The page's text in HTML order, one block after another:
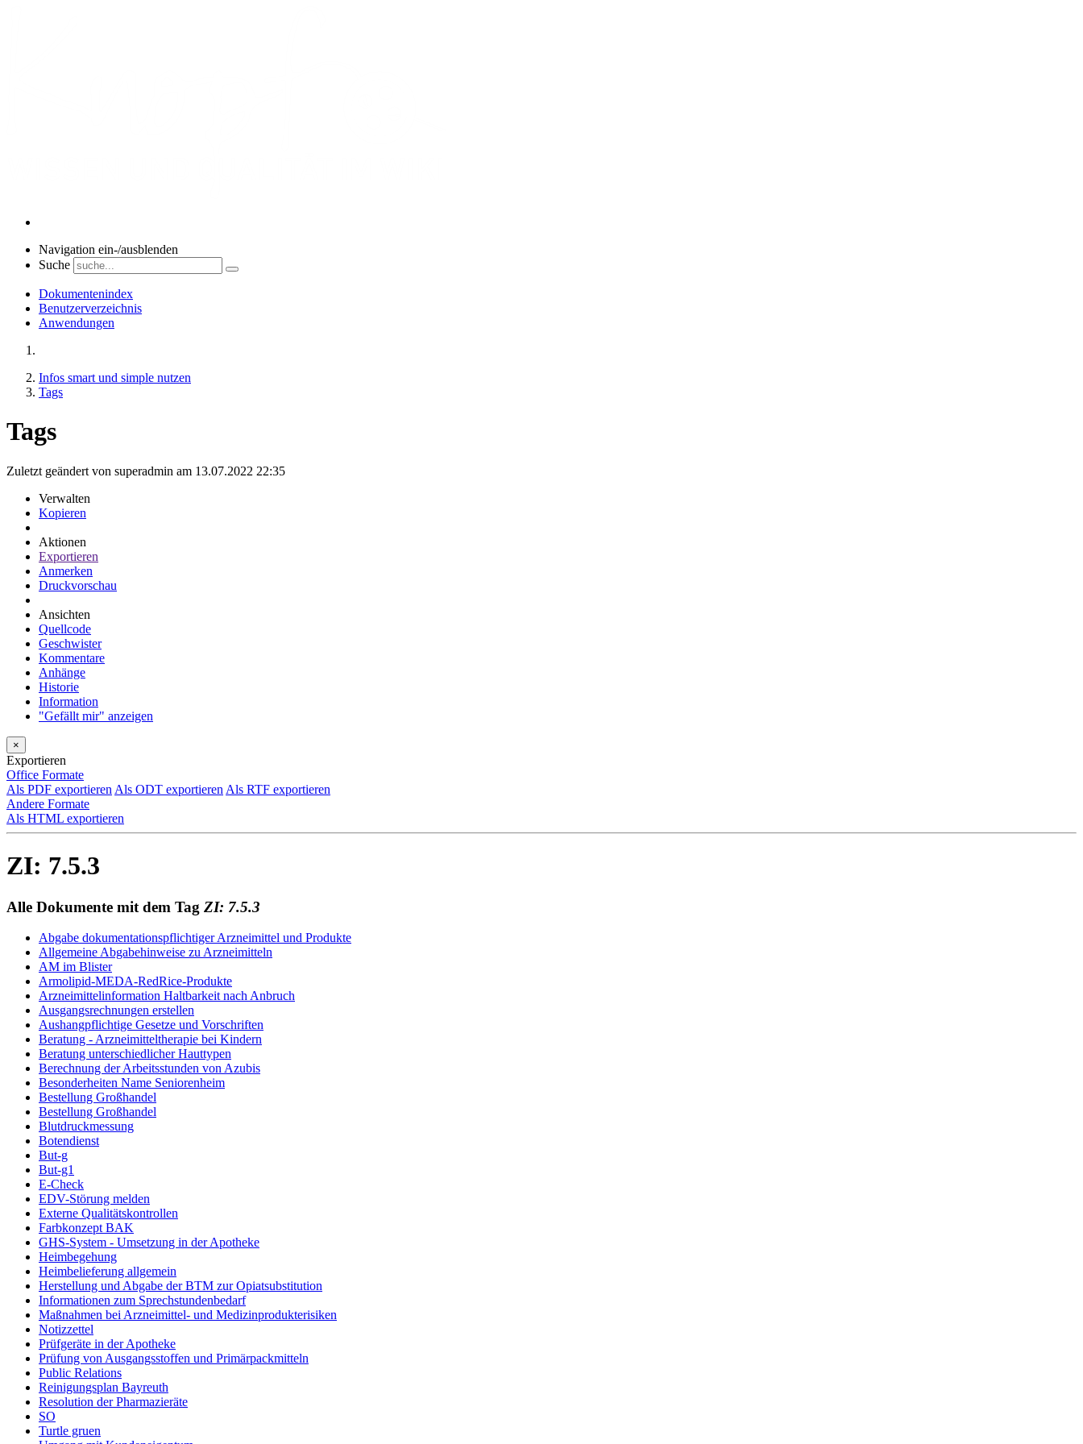
Navigation ein-/ausblenden
Suche
Dokumentenindex
Benutzerverzeichnis
Anwendungen
Infos smart und simple nutzen
Tags
Tags
Zuletzt geändert von superadmin am 13.07.2022 22:35
Verwalten
Kopieren
Aktionen
Exportieren
Anmerken
Druckvorschau
Ansichten
Quellcode
Geschwister
Kommentare
Anhänge
Historie
Information
"Gefällt mir" anzeigen
×
Exportieren
Office Formate
Als PDF exportieren Als ODT exportieren Als RTF exportieren
Andere Formate
Als HTML exportieren
ZI: 7.5.3
Alle Dokumente mit dem Tag ZI: 7.5.3
Abgabe dokumentationspflichtiger Arzneimittel und Produkte
Allgemeine Abgabehinweise zu Arzneimitteln
AM im Blister
Armolipid-MEDA-RedRice-Produkte
Arzneimittelinformation Haltbarkeit nach Anbruch
Ausgangsrechnungen erstellen
Aushangpflichtige Gesetze und Vorschriften
Beratung - Arzneimitteltherapie bei Kindern
Beratung unterschiedlicher Hauttypen
Berechnung der Arbeitsstunden von Azubis
Besonderheiten Name Seniorenheim
Bestellung Großhandel
Bestellung Großhandel
Blutdruckmessung
Botendienst
But-g
But-g1
E-Check
EDV-Störung melden
Externe Qualitätskontrollen
Farbkonzept BAK
GHS-System - Umsetzung in der Apotheke
Heimbegehung
Heimbelieferung allgemein
Herstellung und Abgabe der BTM zur Opiatsubstitution
Informationen zum Sprechstundenbedarf
Maßnahmen bei Arzneimittel- und Medizinprodukterisiken
Notizzettel
Prüfgeräte in der Apotheke
Prüfung von Ausgangsstoffen und Primärpackmitteln
Public Relations
Reinigungsplan Bayreuth
Resolution der Pharmazieräte
SO
Turtle gruen